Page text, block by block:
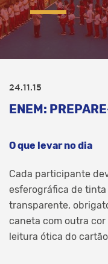
24.11.15
ENEM:
O que levar no dia
Cada participante
esferográfica de
transparente,
caneta com outra
leitura ótica do